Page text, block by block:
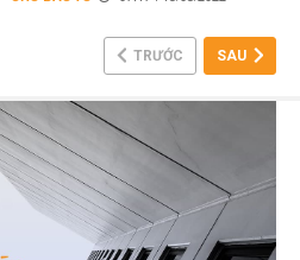
TRƯỚC SAU